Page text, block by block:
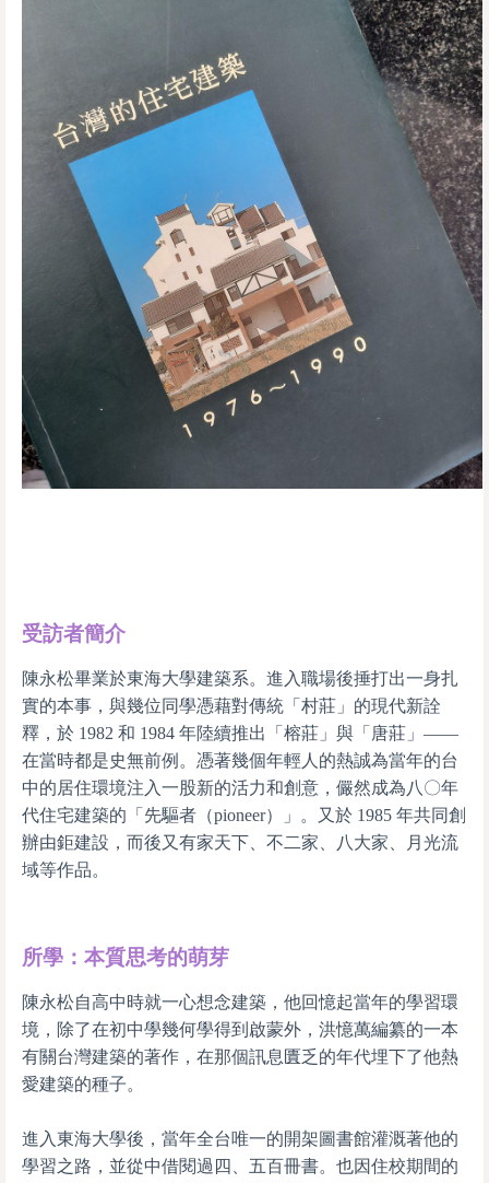
受訪者簡介
陳永松畢業於東海大學建築系。進入職場後捶打出一身扎
實的本事，與幾位同學憑藉對傳統「村莊」的現代新詮
釋，於 1982 和 1984 年陸續推出「榕莊」與「唐莊」——
在當時都是史無前例。憑著幾個年輕人的熱誠為當年的台
中的居住環境注入一股新的活力和創意，儼然成為八〇年
代住宅建築的「先驅者（pioneer）」。又於 1985 年共同創
辦由鉅建設，而後又有家天下、不二家、八大家、月光流
域等作品。
所學：本質思考的萌芽
陳永松自高中時就一心想念建築，他回憶起當年的學習環
境，除了在初中學幾何學得到啟蒙外，洪憶萬編纂的一本
有關台灣建築的著作，在那個訊息匱乏的年代埋下了他熱
愛建築的種子。
進入東海大學後，當年全台唯一的開架圖書館灌溉著他的
學習之路，並從中借閱過四、五百冊書。也因住校期間的